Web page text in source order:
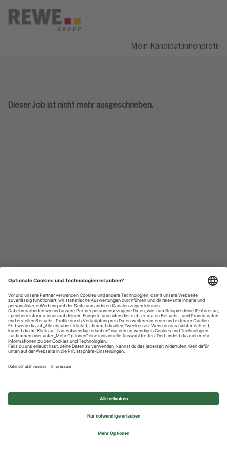
Mein Kandidat:innenprofil
Dieser Job ist nicht mehr ausgeschrieben.
Datenschutzhinweise
Impressum
Privatsphäre-Einstellungen
© 2026 REWE Group - All rights reserved